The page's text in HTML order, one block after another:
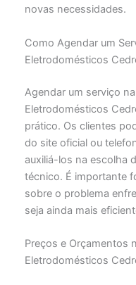
novas necessidades.
Como Agendar um
Eletrodomésticos
Agendar um serviço
Eletrodomésticos
prático. Os clientes
do site oficial ou
auxiliá-los na escolha
técnico. É importante
sobre o problema
seja ainda mais
Preços e Orçamentos
Eletrodomésticos